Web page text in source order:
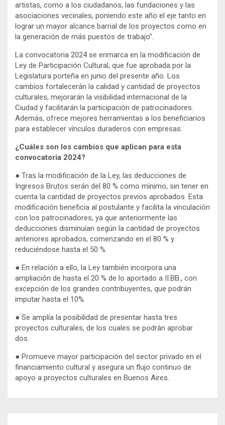
artistas, como a los ciudadanos, las fundaciones y las
asociaciones vecinales, poniendo este año el eje tanto en
lograr un mayor alcance barrial de los proyectos como en
la generación de más puestos de trabajo”.
La convocatoria 2024 se enmarca en la modificación de
Ley de Participación Cultural, que fue aprobada por la
Legislatura porteña en junio del presente año. Los
cambios fortalecerán la calidad y cantidad de proyectos
culturales, mejorarán la visibilidad internacional de la
Ciudad y facilitarán la participación de patrocinadores.
Además, ofrece mejores herramientas a los beneficiarios
para establecer vínculos duraderos con empresas.
¿Cuáles son los cambios que aplican para esta
convocatoria 2024?
● Tras la modificación de la Ley, las deducciones de
Ingresos Brutos serán del 80 % como mínimo, sin tener en
cuenta la cantidad de proyectos previos aprobados. Esta
modificación beneficia al postulante y facilita la vinculación
con los patrocinadores, ya que anteriormente las
deducciones disminuían según la cantidad de proyectos
anteriores aprobados, comenzando en el 80 % y
reduciéndose hasta el 50 %.
● En relación a ello, la Ley también incorpora una
ampliación de hasta el 20 % de lo aportado a II.BB., con
excepción de los grandes contribuyentes, que podrán
imputar hasta el 10%.
● Se amplía la posibilidad de presentar hasta tres
proyectos culturales, de los cuales se podrán aprobar
dos.
● Promueve mayor participación del sector privado en el
financiamiento cultural y asegura un flujo continuo de
apoyo a proyectos culturales en Buenos Aires.